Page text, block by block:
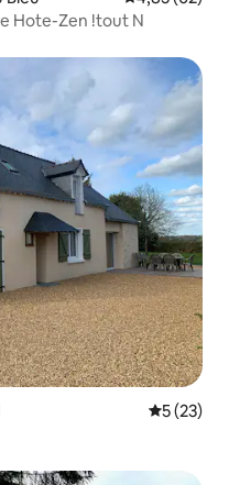
Hote-Zen !tout N
appréciés
5 (23)